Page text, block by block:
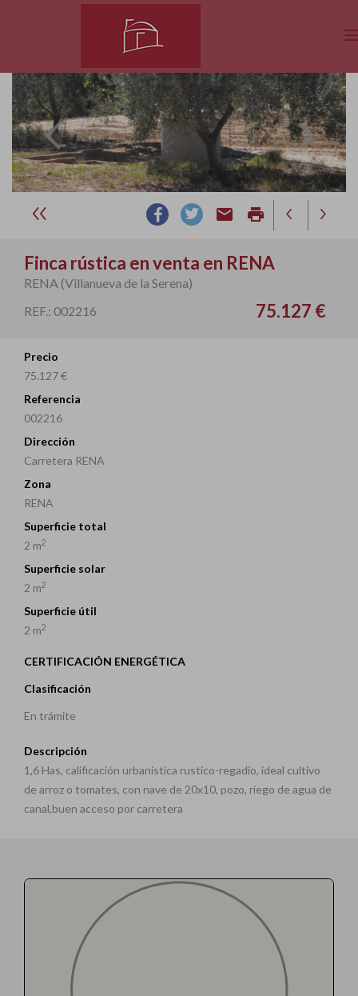
email print
Finca rústica en venta en RENA
RENA (Villanueva de la Serena)
REF.: 002216
75.127 €
Precio
75.127 €
Referencia
002216
Dirección
Carretera RENA
Zona
RENA
Superficie total
2 m2
Superficie solar
2 m2
Superficie útil
2 m2
CERTIFICACIÓN ENERGÉTICA
Clasificación
En trámite
Descripción
1,6 Has, calificación urbanistica rustico-regadio, ideal cultivo
de arroz o tomates, con nave de 20x10, pozo, riego de agua de
canal,buen acceso por carretera